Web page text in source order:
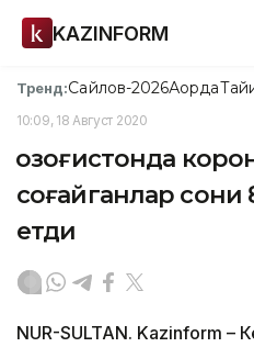
KAZINFORM
Тренд:Сайлов-2026Ақорда
10:09, 18 Август 2020
Қозоғистонда
соғайганлар
етди
NUR-SULTAN. Kazinform –